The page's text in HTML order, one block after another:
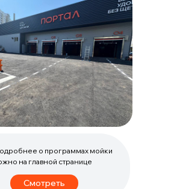
о программах мойки
на главной странице
Смотреть